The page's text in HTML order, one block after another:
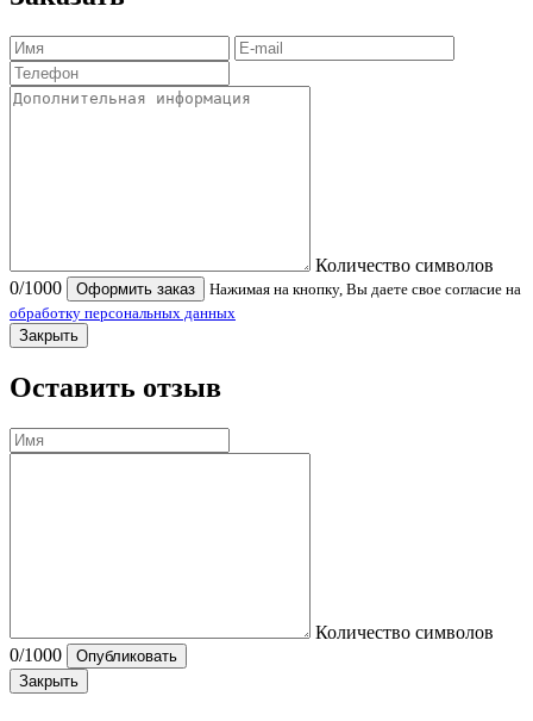
Количество символов
0/1000 Оформить заказ
Нажимая на кнопку, Вы даете свое согласие на
обработку персональных данных
Закрыть
Оставить отзыв
Количество символов
0/1000
Опубликовать
Закрыть